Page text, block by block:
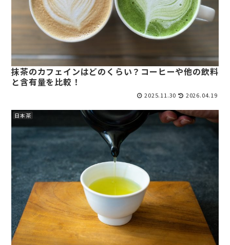
抹茶のカフェインはどのくらい？コーヒーや他の飲料
と含有量を比較！
2025.11.30 2026.04.19
日本茶